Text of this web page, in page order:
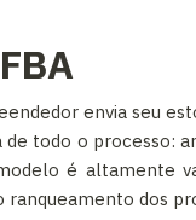
envia seu
todo o processo:
é altamente
ranqueamento dos